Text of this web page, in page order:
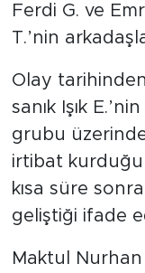
Ferdi G. ve
T.’nin
Olay tarihinden
sanık Işık
grubu
irtibat kurduğu
kısa süre
geliştiği ifade
Maktul